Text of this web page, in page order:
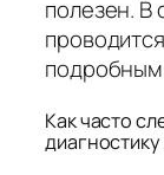
полезен. В
подробным
Как часто